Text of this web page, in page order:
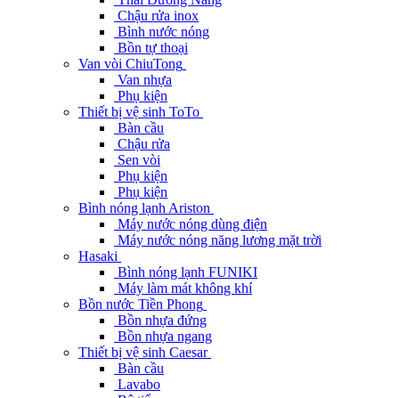
Chậu rửa inox
Bình nước nóng
Bồn tự thoại
Van vòi ChiuTong
Van nhựa
Phụ kiện
Thiết bị vệ sinh ToTo
Bàn cầu
Chậu rửa
Sen vòi
Phụ kiện
Phụ kiện
Bình nóng lạnh Ariston
Máy nước nóng dùng điện
Máy nước nóng năng lương mặt trời
Hasaki
Bình nóng lạnh FUNIKI
Máy làm mát không khí
Bồn nước Tiền Phong
Bồn nhựa đứng
Bồn nhựa ngang
Thiết bị vệ sinh Caesar
Bàn cầu
Lavabo